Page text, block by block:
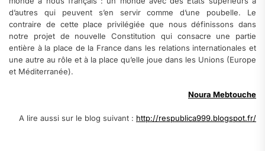
d’autres qui peuvent s’en servir comme d’une poubelle. Le
contraire de cette place privilégiée que nous définissons dans
notre projet de nouvelle Constitution qui consacre une partie
entière à la place de la France dans les relations internationales et
une autre au rôle et à la place qu’elle joue dans les Unions (Europe
et Méditerranée).
Noura Mebtouche
A lire aussi sur le blog suivant : http://respublica999.blogspot.fr/